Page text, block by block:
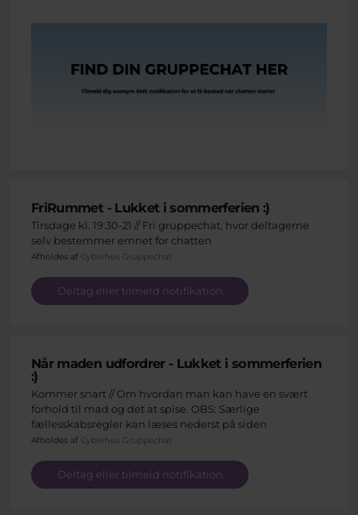
FriRummet - Lukket i sommerferien :)
Tirsdage kl. 19:30-21 // Fri gruppechat, hvor deltagerne
selv bestemmer emnet for chatten
Afholdes af Cyberhus Gruppechat
Deltag eller tilmeld notifikation
Når maden udfordrer - Lukket i sommerferien
:)
Kommer snart // Om hvordan man kan have en svært
forhold til mad og det at spise. OBS: Særlige
fællesskabsregler kan læses nederst på siden
Afholdes af Cyberhus Gruppechat
Deltag eller tilmeld notifikation